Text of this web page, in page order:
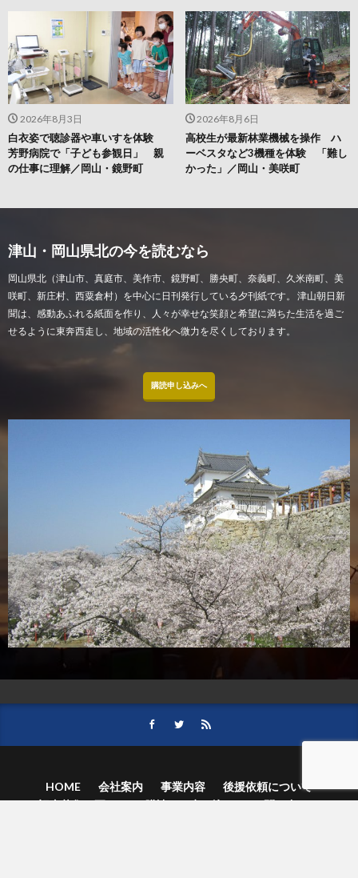
2026年8月6日
高校生が最新林業機械を操作 ハ
ーベスタなど3機種を体験 「難し
かった」／岡山・美咲町
2026年8月3日
白衣姿で聴診器や車いすを体験
芳野病院で「子ども参観日」 親
の仕事に理解／岡山・鏡野町
津山・岡山県北の今を読むなら
岡山県北（津山市、真庭市、美作市、鏡野町、勝央町、奈義町、久米南町、美
咲町、新庄村、西粟倉村）を中心に日刊発行している夕刊紙です。 津山朝日新
聞は、感動あふれる紙面を作り、人々が幸せな笑顔と希望に満ちた生活を過ご
せるように東奔西走し、地域の活性化へ微力を尽くしております。
購読申し込みへ
HOME 会社案内 事業内容
後援依頼について